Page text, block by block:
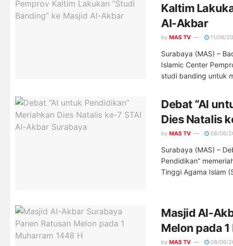
Kaltim
Al-Akbar
by MAS TV 11/06/
Surabaya (MAS) –
Islamic Center
studi banding untuk
Debat “AI
Dies Natalis
by MAS TV 08/06/
Surabaya (MAS) –
Pendidikan”
Tinggi Agama Islam
Masjid Al-
Melon pada
by MAS TV 08/06/